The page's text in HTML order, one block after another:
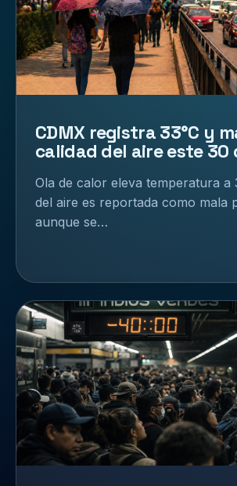
CDMX registra 33°C y
calidad del aire este 30
Ola de calor eleva temperatura a
del aire es reportada como mala
aunque se…